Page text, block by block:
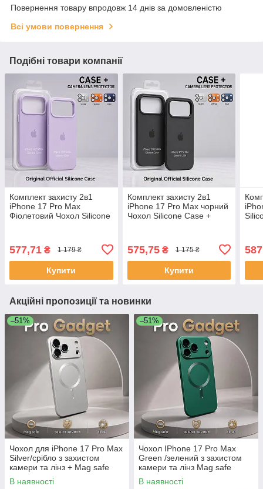
Повернення товару впродовж 14 днів за домовленістю
Всі умови повернення
Подібні товари компанії
Комплект захисту 2в1
iPhone 17 Pro Max
Фіолетовий Чохол Silicone
577,71 ₴ 1 179 ₴
Купити
Комплект захисту 2в1
iPhone 17 Pro Max чорний
Чохол Silicone Case +
575,75₴ 1 175 ₴
Купити
Акційні пропозиції та новинки
–51%
Чохол для iPhone 17 Pro Max
Silver/срібло з захистом
камери та лінз + Mag safe
В наявності
–51%
Чохол IPhone 17 Pro Max
Green /зелений з захистом
камери та лінз Mag safe
В наявності